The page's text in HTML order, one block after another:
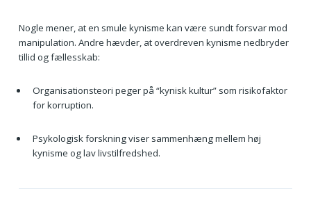
Nogle mener, at en smule kynisme kan være sundt forsvar mod
manipulation. Andre hævder, at overdreven kynisme nedbryder
tillid og fællesskab:
Organisationsteori peger på “kynisk kultur” som risikofaktor
for korruption.
Psykologisk forskning viser sammenhæng mellem høj
kynisme og lav livstilfredshed.